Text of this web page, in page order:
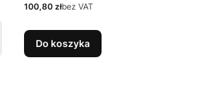
Cena
100,80 złbez VAT
Do koszyka